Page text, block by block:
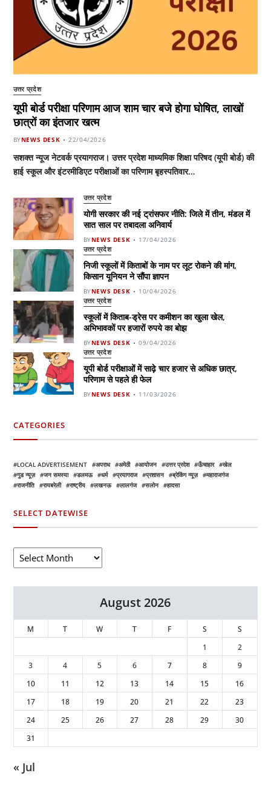
उत्तर प्रदेश
यूपी बोर्ड परीक्षा परिणाम आज शाम चार बजे होगा घोषित, लाखों
छात्रों का इंतजार खत्म
BYNEWS DESK 22/04/2026
सशक्त न्यूज नेटवर्क प्रयागराज। उत्तर प्रदेश माध्यमिक शिक्षा परिषद (यूपी बोर्ड) की
हाई स्कूल और इंटरमीडिएट परीक्षाओं का परिणाम बृहस्पतिवार…
उत्तर प्रदेश
योगी सरकार की नई ट्रांसफर नीति: जिले में तीन, मंडल में
सात साल पर तबादला अनिवार्य
BYNEWS DESK 17/04/2026
उत्तर प्रदेश
निजी स्कूलों में किताबों के नाम पर लूट रोकने की मांग,
किसान यूनियन ने सौंपा ज्ञापन
BYNEWS DESK 10/04/2026
उत्तर प्रदेश
स्कूलों में किताब-ड्रेस पर कमीशन का खुला खेल,
अभिभावकों पर हजारों रुपये का बोझ
BYNEWS DESK 09/04/2026
उत्तर प्रदेश
यूपी बोर्ड परीक्षाओं में साढ़े चार हजार से अधिक छात्र,
परिणाम से पहले ही फेल
BYNEWS DESK 11/03/2026
CATEGORIES
LOCAL ADVERTISEMENT अपराध अमेठी आयोजन उत्तर प्रदेश ऊँचाहार
खेल
गुड न्यूज़
जन समस्या डलमऊ धर्म प्रयागराज प्रशासन ब्रेकिंग न्यूज़
महाराजगंज
राजनीति
रायबरेली राष्ट्रीय लखनऊ लालगंज सलोन हादसा
SELECT DATEWISE
August 2026
M T W T F S
S
1
2
3
4 5 6 7 8
9
10
11 12 13 14 15
16
17
18 19 20 21 22
23
24
25 26 27 28 29
30
31
« Jul